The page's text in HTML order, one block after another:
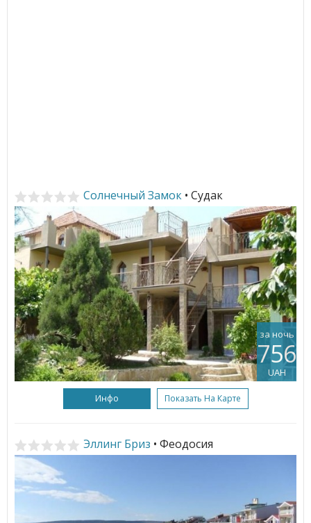
Солнечный Замок • Судак
за ночь
756
UAH
Инфо Показать На Карте
Эллинг Бриз • Феодосия